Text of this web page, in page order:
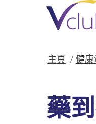
主頁 健
藥